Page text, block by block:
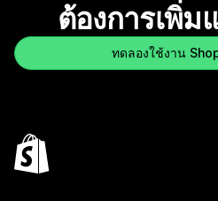
ต้องการเพิ่ม
ทดลองใช้งาน